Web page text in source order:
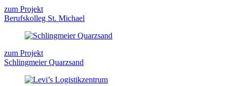
zum Projekt
Berufskolleg St. Michael
zum Projekt
Schlingmeier Quarzsand